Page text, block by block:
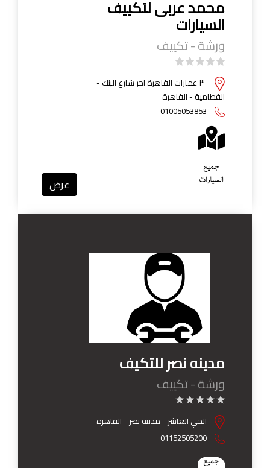
محمد عربى لتكييف
السيارات
ورشة - تكييف
٣٠ عمارات القاهرة اخر شارع البنك -
القطامية - القاهرة
01005053853
عرض
مدينه نصر للتكيف
ورشة - تكييف
الحي العاشر - مدينة نصر - القاهرة
01152505200